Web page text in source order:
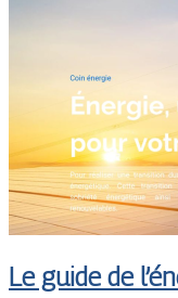
Le guide de